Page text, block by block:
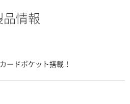
品情報
ードポケット搭載！